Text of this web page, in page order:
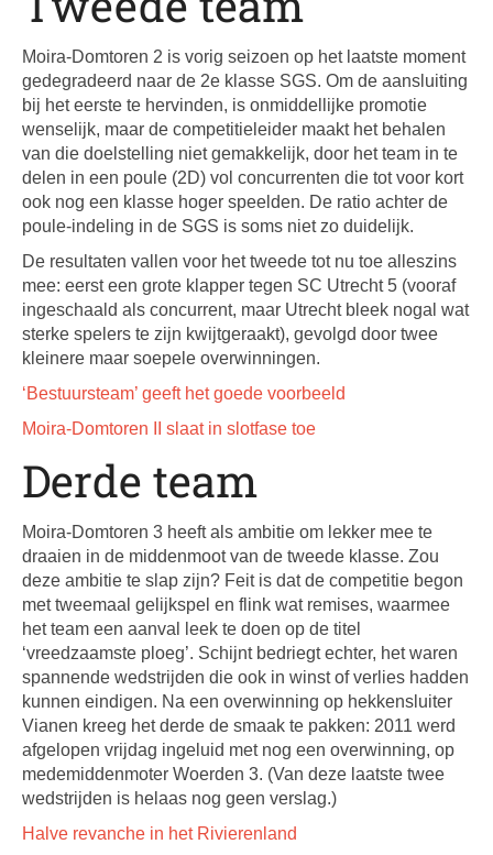
Moira-Domtoren 2 is vorig seizoen op het laatste moment
gedegradeerd naar de 2e klasse SGS. Om de aansluiting
bij het eerste te hervinden, is onmiddellijke promotie
wenselijk, maar de competitieleider maakt het behalen
van die doelstelling niet gemakkelijk, door het team in te
delen in een poule (2D) vol concurrenten die tot voor kort
ook nog een klasse hoger speelden. De ratio achter de
poule-indeling in de SGS is soms niet zo duidelijk.
De resultaten vallen voor het tweede tot nu toe alleszins
mee: eerst een grote klapper tegen SC Utrecht 5 (vooraf
ingeschaald als concurrent, maar Utrecht bleek nogal wat
sterke spelers te zijn kwijtgeraakt), gevolgd door twee
kleinere maar soepele overwinningen.
‘Bestuursteam’ geeft het goede voorbeeld
Moira-Domtoren II slaat in slotfase toe
Derde team
Moira-Domtoren 3 heeft als ambitie om lekker mee te
draaien in de middenmoot van de tweede klasse. Zou
deze ambitie te slap zijn? Feit is dat de competitie begon
met tweemaal gelijkspel en flink wat remises, waarmee
het team een aanval leek te doen op de titel
‘vreedzaamste ploeg’. Schijnt bedriegt echter, het waren
spannende wedstrijden die ook in winst of verlies hadden
kunnen eindigen. Na een overwinning op hekkensluiter
Vianen kreeg het derde de smaak te pakken: 2011 werd
afgelopen vrijdag ingeluid met nog een overwinning, op
medemiddenmoter Woerden 3. (Van deze laatste twee
wedstrijden is helaas nog geen verslag.)
Halve revanche in het Rivierenland